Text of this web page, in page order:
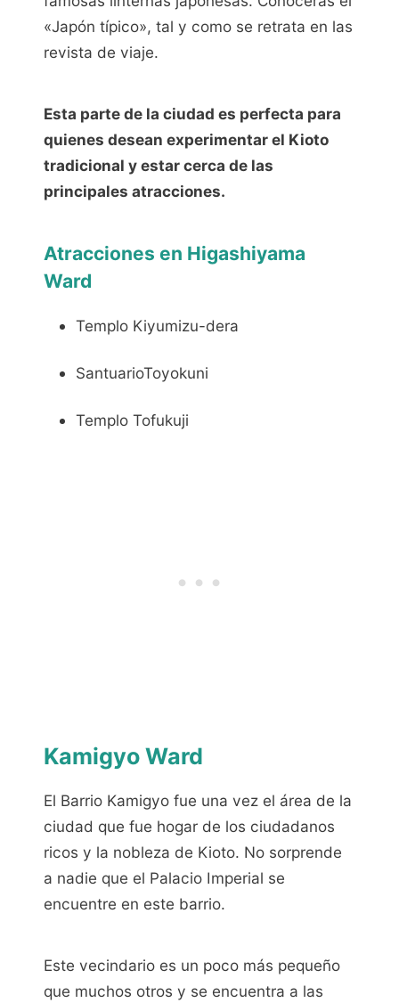
«Japón típico», tal y como se retrata en las
revista de viaje.
Esta parte de la ciudad es perfecta para
quienes desean experimentar el Kioto
tradicional y estar cerca de las
principales atracciones.
Atracciones en Higashiyama
Ward
Templo Kiyumizu-dera
SantuarioToyokuni
Templo Tofukuji
Kamigyo Ward
El Barrio Kamigyo fue una vez el área de la
ciudad que fue hogar de los ciudadanos
ricos y la nobleza de Kioto. No sorprende
a nadie que el Palacio Imperial se
encuentre en este barrio.
Este vecindario es un poco más pequeño
que muchos otros y se encuentra a las